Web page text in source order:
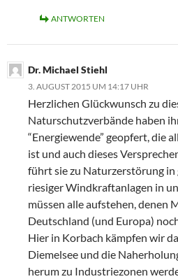
ANTWORTEN
Dr. Michael Stiehl
3. AUGUST 2015 UM 14:17 UHR
Herzlichen Glückwunsch zu
Naturschutzverbände haben
“Energiewende” geopfert, die
ist und auch dieses
führt sie zu Naturzerstörung in
riesiger Windkraftanlagen in
müssen alle aufstehen, denen
Deutschland (und Europa)
Hier in Korbach kämpfen wir
Diemelsee und die
herum zu Industriezonen